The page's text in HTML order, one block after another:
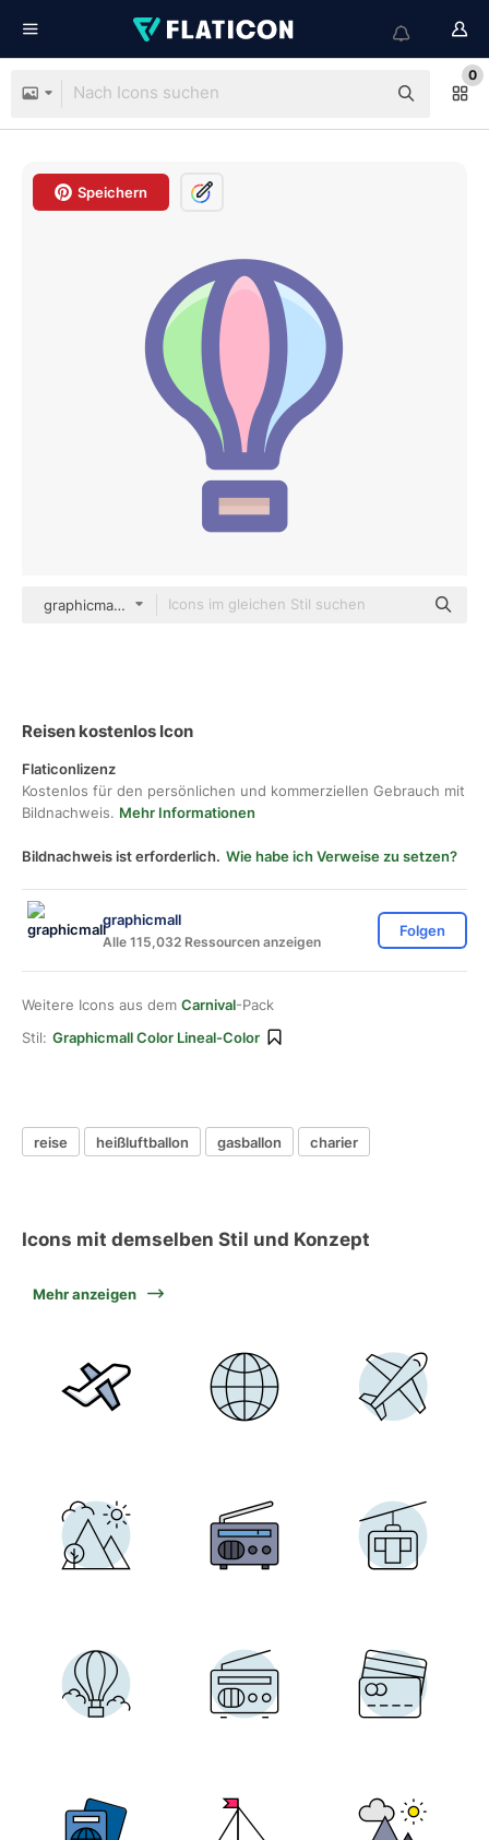
0
Speichern
graphicmall color lineal-color
Reisen kostenlos Icon
Flaticonlizenz
Kostenlos für den persönlichen und kommerziellen Gebrauch mit
Bildnachweis. Mehr Informationen
Bildnachweis ist erforderlich. Wie habe ich Verweise zu setzen?
graphicmall
Alle 115,032 Ressourcen anzeigen
Folgen
Weitere Icons aus dem Carnival-Pack
Stil: Graphicmall Color Lineal-Color
reise heißluftballon gasballon charier
Icons mit demselben Stil und Konzept
Mehr anzeigen